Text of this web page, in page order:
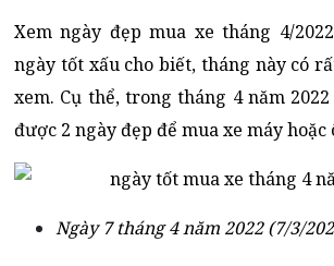
Xem ngày đẹp mua xe tháng 4/
ngày tốt xấu cho biết, tháng này có
xem. Cụ thể, trong tháng 4 năm
được 2 ngày đẹp để mua xe máy hoặc
Ngày 7 tháng 4 năm 2022 (7/3/